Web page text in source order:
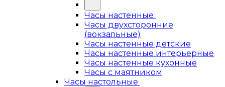
Часы настенные
Часы двухсторонние
(вокзальные)
Часы настенные детские
Часы настенные интерьерные
Часы настенные кухонные
Часы с маятником
Часы настольные